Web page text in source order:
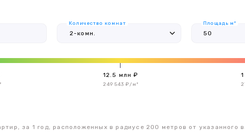
Количество комнат Площадь м²
12.5 млн ₽
249 543 ₽/м²
за 1 год, расположенных в радиусе 200 метров от указанного